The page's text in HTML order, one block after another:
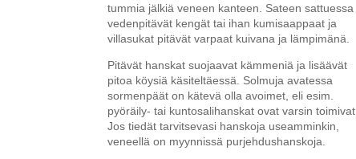
tummia jälkiä veneen kanteen. Sateen sattuessa
vedenpitävät kengät tai ihan kumisaappaat ja
villasukat pitävät varpaat kuivana ja lämpimänä.
Pitävät hanskat suojaavat kämmeniä ja lisäävät
pitoa köysiä käsiteltäessä. Solmuja avatessa
sormenpäät on kätevä olla avoimet, eli esim.
pyöräily- tai kuntosalihanskat ovat varsin toimivat.
Jos tiedät tarvitsevasi hanskoja useamminkin,
veneellä on myynnissä purjehdushanskoja.